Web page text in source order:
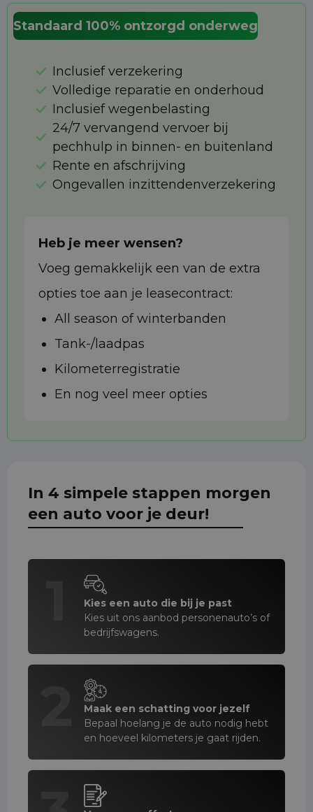
Standaard 100% ontzorgd onderweg
Inclusief verzekering
Volledige reparatie en onderhoud
Inclusief wegenbelasting
24/7 vervangend vervoer bij
pechhulp in binnen- en buitenland
Rente en afschrijving
Ongevallen inzittendenverzekering
Heb je meer wensen?
Voeg gemakkelijk een van de extra
opties toe aan je leasecontract:
All season of winterbanden
Tank-/laadpas
Kilometerregistratie
En nog veel meer opties
In 4 simpele stappen morgen
een auto voor je deur!
Kies een auto die bij je past
Kies uit ons aanbod personenauto’s of
bedrijfswagens.
Maak een schatting voor jezelf
Bepaal hoelang je de auto nodig hebt
en hoeveel kilometers je gaat rijden.